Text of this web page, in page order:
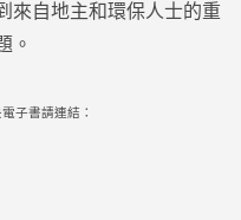
來自地主和環保人士的重
。
子書請連結：